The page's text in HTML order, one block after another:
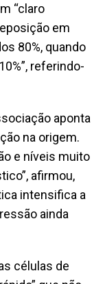
“claro
em
80%, quando
referindo-
aponta
na origem.
e níveis muito
afirmou,
intensifica a
ainda
células de